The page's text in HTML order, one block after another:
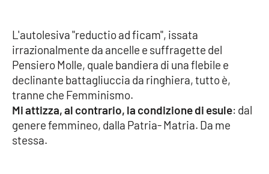
Good Morning Vietnam
Parchi Marini Calabria
Leggendo Alvaro insieme
Imprese Di Calabria
L'autolesiva "reductio ad ficam", issata
irrazionalmente da ancelle e suffragette del
Pensiero Molle, quale bandiera di una flebile e
declinante battagliuccia da ringhiera, tutto è,
tranne che Femminismo.
Mi attizza, al contrario, la condizione di esule: dal
genere femmineo, dalla Patria- Matria. Da me
stessa.